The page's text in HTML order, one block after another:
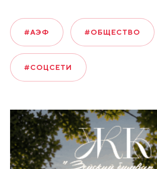
#АЭФ #ОБЩЕСТВО
#СОЦСЕТИ